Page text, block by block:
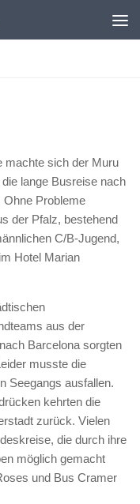
machte sich der Muru
lange Busreise nach
Probleme
der Pfalz, bestehend
C/B-Jugend,
Hotel Marian
aus der
Barcelona sorgten
musste die
Seegangs ausfallen.
kehrten die
zurück. Vielen
die durch ihre
möglich gemacht
und Bus Cramer